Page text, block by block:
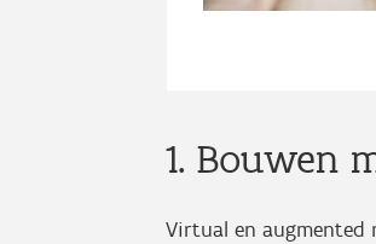
1. Bouwen
Virtual en augmented